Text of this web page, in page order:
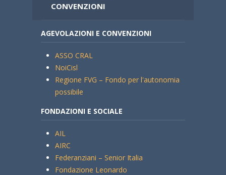
CONVENZIONI
AGEVOLAZIONI E CONVENZIONI
ASSO CRAL
NoiCisl
Regione FVG – Fondo per l'autonomia
possibile
FONDAZIONI E SOCIALE
AIL
AIRC
Federanziani – Senior Italia
Fondazione Leonardo